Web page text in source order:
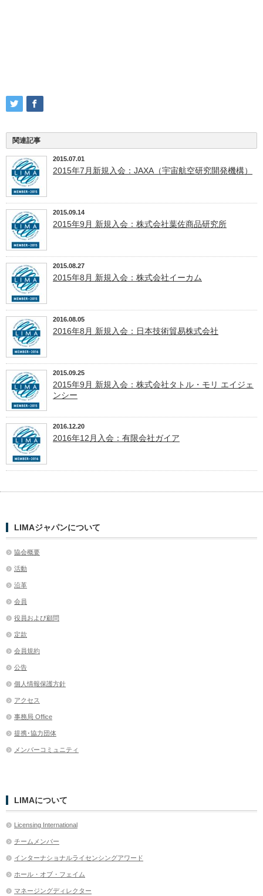
関連記事
2015.07.01
2015年7月新規入会：JAXA（宇宙航空研究開発機構）
2015.09.14
2015年9月 新規入会：株式会社葉佐商品研究所
2015.08.27
2015年8月 新規入会：株式会社イーカム
2016.08.05
2016年8月 新規入会：日本技術貿易株式会社
2015.09.25
2015年9月 新規入会：株式会社タトル・モリ エイジェ
ンシー
2016.12.20
2016年12月入会：有限会社ガイア
LIMAジャパンについて
協会概要
活動
沿革
会員
役員および顧問
定款
会員規約
公告
個人情報保護方針
アクセス
事務局 Office
提携･協力団体
メンバーコミュニティ
LIMAについて
Licensing International
チームメンバー
インターナショナルライセンシングアワード
ホール・オブ・フェイム
マネージングディレクター